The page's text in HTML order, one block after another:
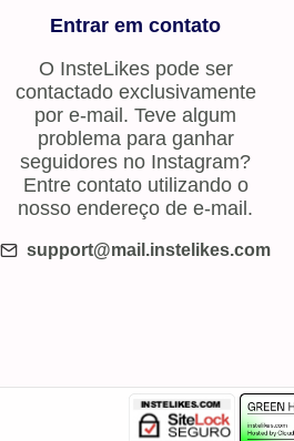
Entrar em contato
O InsteLikes pode ser
contactado exclusivamente
por e-mail. Teve algum
problema para ganhar
seguidores no Instagram?
Entre contato utilizando o
nosso endereço de e-mail.
support@mail.instelikes.com